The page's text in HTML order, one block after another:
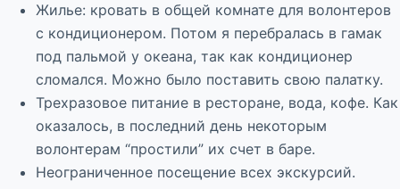
Жилье: кровать в общей комнате для волонтеров
с кондиционером. Потом я перебралась в гамак
под пальмой у океана, так как кондиционер
сломался. Можно было поставить свою палатку.
Трехразовое питание в ресторане, вода, кофе. Как
оказалось, в последний день некоторым
волонтерам “простили” их счет в баре.
Неограниченное посещение всех экскурсий.